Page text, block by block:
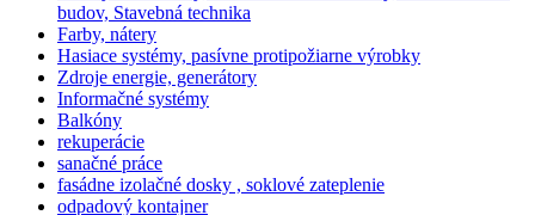
budov, Stavebná technika
Farby, nátery
Hasiace systémy, pasívne protipožiarne výrobky
Zdroje energie, generátory
Informačné systémy
Balkóny
rekuperácie
sanačné práce
fasádne izolačné dosky , soklové zateplenie
odpadový kontajner